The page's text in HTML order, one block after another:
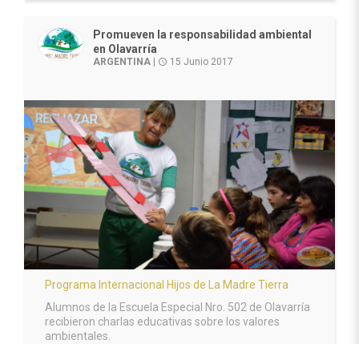
Promueven la responsabilidad ambiental
en Olavarría
ARGENTINA | access_time 15 Junio 2017
Programa Internacional Hijos de La Madre Tierra
Alumnos de la Escuela Especial Nro. 502 de Olavarría
recibieron charlas educativas sobre los valores
ambientales.